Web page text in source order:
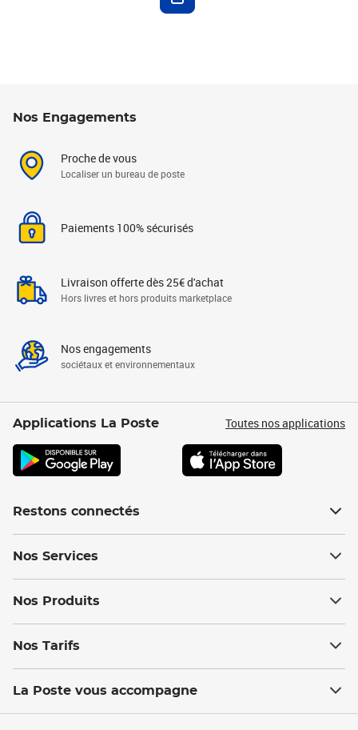
Nos Engagements
Proche de vous
Localiser un bureau de poste
Paiements 100% sécurisés
Livraison offerte dès 25€ d'achat
Hors livres et hors produits marketplace
Nos engagements
sociétaux et environnementaux
Applications La Poste Toutes nos applications
Restons connectés
Nos Services
Nos Produits
Nos Tarifs
La Poste vous accompagne